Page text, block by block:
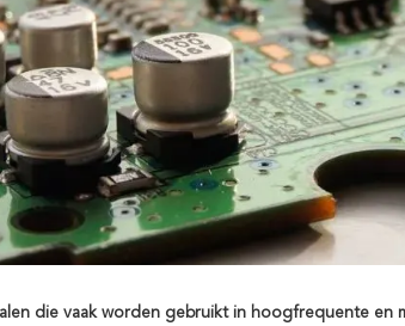
die vaak worden gebruikt in hoogfrequente en